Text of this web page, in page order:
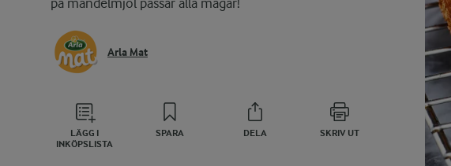
på mandelmjöl passar alla magar!
Arla Mat
LÄGG I
INKÖPSLISTA
SPARA DELA SKRIV UT